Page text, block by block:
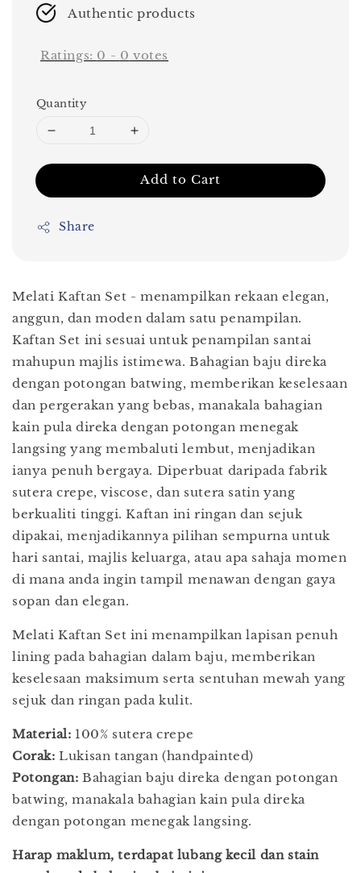
Authentic products
Ratings: 0 - 0 votes
Quantity
Add to Cart
Share
Melati Kaftan Set - menampilkan rekaan elegan,
anggun, dan moden dalam satu penampilan.
Kaftan Set ini sesuai untuk penampilan santai
mahupun majlis istimewa. Bahagian baju direka
dengan potongan batwing, memberikan keselesaan
dan pergerakan yang bebas, manakala bahagian
kain pula direka dengan potongan menegak
langsing yang membaluti lembut, menjadikan
ianya penuh bergaya. Diperbuat daripada fabrik
sutera crepe, viscose, dan sutera satin yang
berkualiti tinggi. Kaftan ini ringan dan sejuk
dipakai, menjadikannya pilihan sempurna untuk
hari santai, majlis keluarga, atau apa sahaja momen
di mana anda ingin tampil menawan dengan gaya
sopan dan elegan.
Melati Kaftan Set ini menampilkan lapisan penuh
lining pada bahagian dalam baju, memberikan
keselesaan maksimum serta sentuhan mewah yang
sejuk dan ringan pada kulit.
Material: 100% sutera crepe
Corak: Lukisan tangan (handpainted)
Potongan: Bahagian baju direka dengan potongan
batwing, manakala bahagian kain pula direka
dengan potongan menegak langsing.
Harap maklum, terdapat lubang kecil dan stain